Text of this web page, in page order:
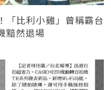
「比利小雞」曾稱霸台
黯然退場